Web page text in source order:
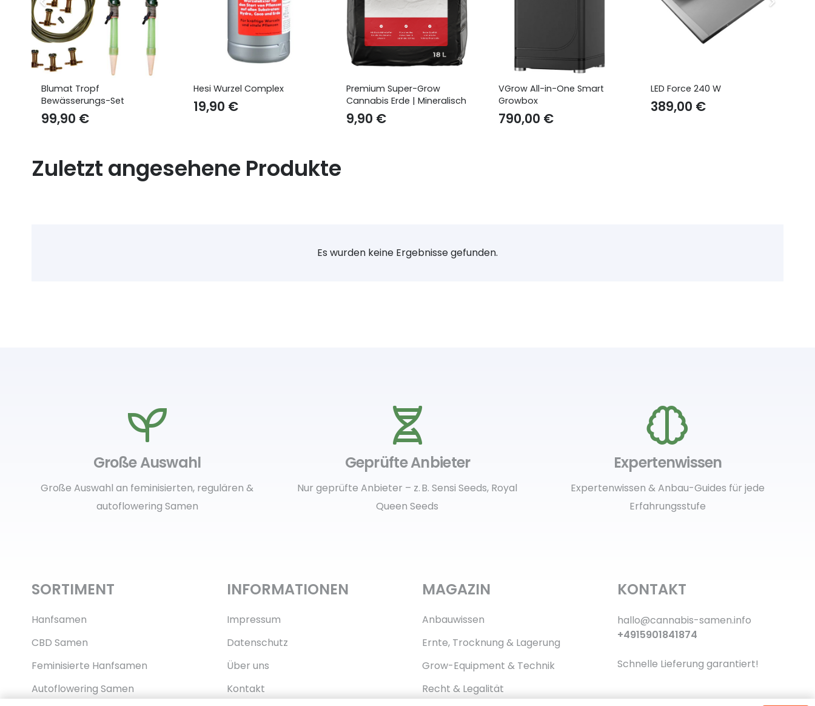
Blumat Tropf
Bewässerungs-Set
99,90 €
Hesi Wurzel Complex
19,90 €
Premium Super-Grow
Cannabis Erde | Mineralisch
9,90 €
VGrow All-in-One Smart
Growbox
790,00 €
LED Force 240 W
389,00 €
Zuletzt angesehene Produkte
Es wurden keine Ergebnisse gefunden.
Große Auswahl
Große Auswahl an feminisierten, regulären &
autoflowering Samen
Geprüfte Anbieter
Nur geprüfte Anbieter – z. B. Sensi Seeds, Royal
Queen Seeds
Expertenwissen
Expertenwissen & Anbau-Guides für jede
Erfahrungsstufe
SORTIMENT
Hanfsamen
CBD Samen
Feminisierte Hanfsamen
Autoflowering Samen
INFORMATIONEN
Impressum
Datenschutz
Über uns
Kontakt
MAGAZIN
Anbauwissen
Ernte, Trocknung & Lagerung
Grow-Equipment & Technik
Recht & Legalität
KONTAKT
hallo@cannabis-samen.info
+4915901841874
Schnelle Lieferung garantiert!